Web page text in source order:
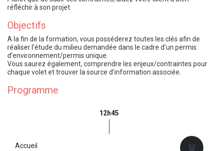
réfléchir à son projet.
Objectifs​
A la fin de la formation, vous posséderez toutes les clés afin de
réaliser l’étude du milieu demandée dans le cadre d’un permis
d’environnement/permis unique.
Vous saurez également, comprendre les enjeux/contraintes pour
chaque volet et trouver la source d’information associée.
Programme
12h45
Accueil